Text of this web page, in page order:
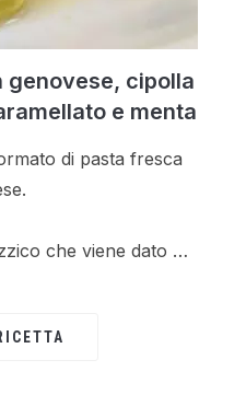
genovese, cipolla
e menta
di pasta fresca
che viene dato …